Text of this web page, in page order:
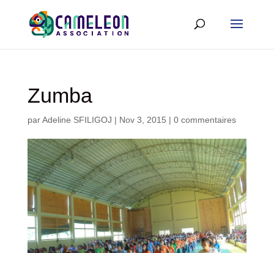
Zumba
parAdeline SFILIGOJ | Nov 3, 2015 | 0 commentaires